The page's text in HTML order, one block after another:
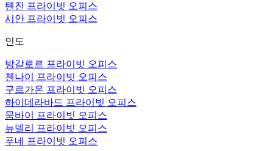
톈진 프라이빗 오피스
시안 프라이빗 오피스
인도
방갈로르 프라이빗 오피스
첸나이 프라이빗 오피스
구르가온 프라이빗 오피스
하이데라바드 프라이빗 오피스
뭄바이 프라이빗 오피스
뉴델리 프라이빗 오피스
푸네 프라이빗 오피스